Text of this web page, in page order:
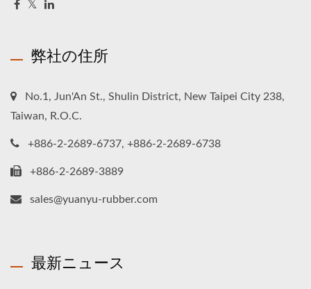
弊社の住所
No.1, Jun'An St., Shulin District, New Taipei City 238,
Taiwan, R.O.C.
+886-2-2689-6737, +886-2-2689-6738
+886-2-2689-3889
sales@yuanyu-rubber.com
最新ニュース